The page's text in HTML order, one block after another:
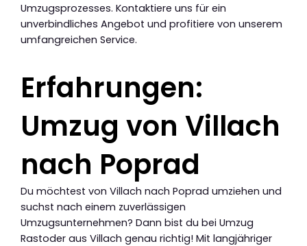
Umzugsprozesses. Kontaktiere uns für ein
unverbindliches Angebot und profitiere von unserem
umfangreichen Service.
Erfahrungen:
Umzug von Villach
nach Poprad
Du möchtest von Villach nach Poprad umziehen und
suchst nach einem zuverlässigen
Umzugsunternehmen? Dann bist du bei Umzug
Rastoder aus Villach genau richtig! Mit langjähriger